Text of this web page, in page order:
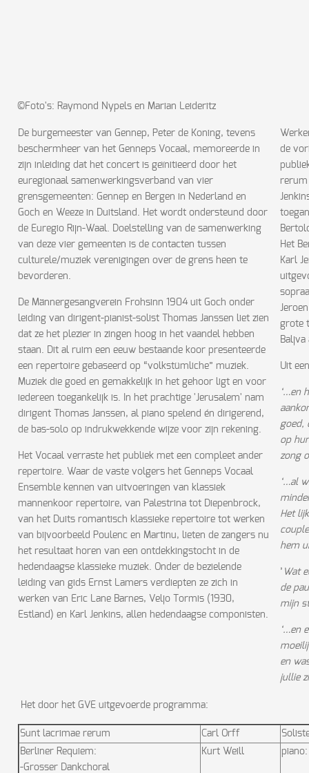
©Foto's: Raymond Nypels en Marian Leideritz
De burgemeester van Gennep, Peter de Koning, tevens
beschermheer van het Genneps Vocaal, memoreerde in
zijn inleiding dat het concert is geïnitieerd door het
euregionaal samenwerkingsverband van vier
grensgemeenten: Gennep en Bergen in Nederland en
Goch en Weeze in Duitsland. Het wordt ondersteund door
de Euregio Rijn-Waal. Doelstelling van de samenwerking
van deze vier gemeenten is de contacten tussen
culturele/muziek verenigingen over de grens heen te
bevorderen.
De Männergesangverein Frohsinn 1904 uit Goch onder
leiding van dirigent-pianist-solist Thomas Janssen liet zien
dat ze het plezier in zingen hoog in het vaandel hebben
staan. Dit al ruim een eeuw bestaande koor presenteerde
een repertoire gebaseerd op “volkstümliche” muziek.
Muziek die goed en gemakkelijk in het gehoor ligt en voor
iedereen toegankelijk is. In het prachtige 'Jerusalem' nam
dirigent Thomas Janssen, al piano spelend én dirigerend,
de bas-solo op indrukwekkende wijze voor zijn rekening.
Het Vocaal verraste het publiek met een compleet ander
repertoire. Waar de vaste volgers het Genneps Vocaal
Ensemble kennen van uitvoeringen van klassiek
mannenkoor repertoire, van Palestrina tot Diepenbrock,
van het Duits romantisch klassieke repertoire tot werken
van bijvoorbeeld Poulenc en Martinu, lieten de zangers nu
het resultaat horen van een ontdekkingstocht in de
hedendaagse klassieke muziek. Onder de bezielende
leiding van gids Ernst Lamers verdiepten ze zich in
werken van Eric Lane Barnes, Veljo Tormis (1930,
Estland) en Karl Jenkins, allen hedendaagse componisten.
de
rerum
Het
Karl
grote
Uit
‘…en
goed,
op
zong
‘…al
Het
hem
’ Wat
de
mijn
‘…en
en
jullie
Het door het GVE uitgevoerde programma:
Sunt lacrimae rerum Carl Orff
Berliner Requiem:
-Grosser Dankchoral
Kurt Weill